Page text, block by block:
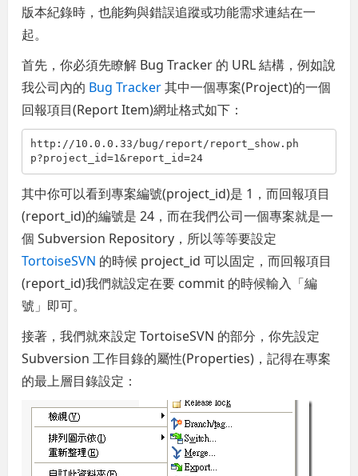
版本紀錄時，也能夠與錯誤追蹤或功能需求連結在一
起。
首先，你必須先瞭解 Bug Tracker 的 URL 結構，例如說
我公司內的 Bug Tracker其中一個專案(Project)的一個
回報項目(Report Item)網址格式如下：
http://10.0.0.33/bug/report/report_show.ph
p?project_id=1&report_id=24
其中你可以看到專案編號(project_id)是 1，而回報項目
(report_id)的編號是 24，而在我們公司一個專案就是一
個 Subversion Repository，所以等等要設定
TortoiseSVN 的時候 project_id 可以固定，而回報項目
(report_id)我們就設定在要 commit 的時候輸入「編
號」即可。
接著，我們就來設定 TortoiseSVN 的部分，你先設定
Subversion 工作目錄的屬性(Properties)，記得在專案
的最上層目錄設定：